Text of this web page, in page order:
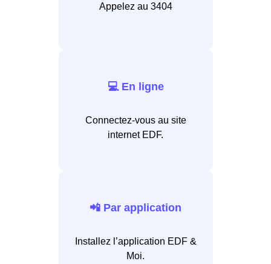
Appelez au 3404
💻 En ligne
Connectez-vous au site
internet EDF.
📲 Par application
Installez l’application EDF &
Moi.